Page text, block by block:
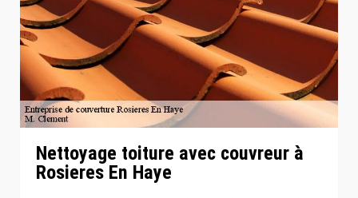
Nettoyage toiture avec couvreur à
Rosieres En Haye